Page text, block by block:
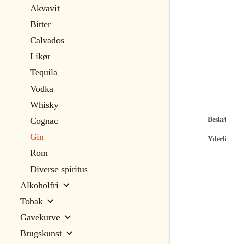
Akvavit
Bitter
Calvados
Likør
Tequila
Vodka
Whisky
Cognac
Gin
Rom
Diverse spiritus
Alkoholfri
Tobak
Gavekurve
Brugskunst